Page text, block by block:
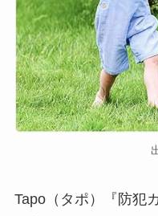
Tapo（タポ）『防犯